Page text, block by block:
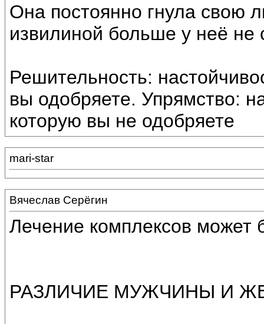
Она постоянно гнула свою
извилиной больше у неё не
Решительность:
вы одобряете. Упрямство:
которую вы не одобряете
mari-star
Вячеслав Серёгин
Лечение комплексов может
РАЗЛИЧИЕ МУЖЧИНЫ И